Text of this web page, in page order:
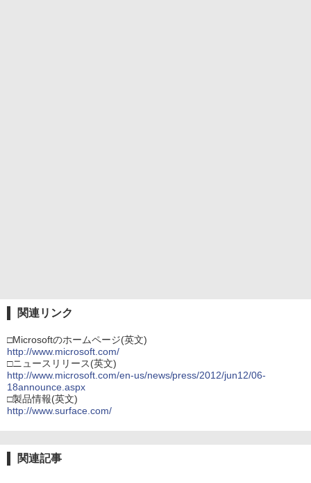
関連リンク
□Microsoftのホームページ(英文)
http://www.microsoft.com/
□ニュースリリース(英文)
http://www.microsoft.com/en-us/news/press/2012/jun12/06-
18announce.aspx
□製品情報(英文)
http://www.surface.com/
関連記事